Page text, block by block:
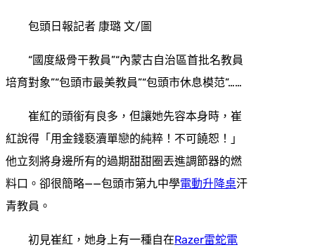
包頭日報記者 康璐 文/圖
“國度級骨干教員”“內蒙古自治區首批名教員
培育對象”“包頭市最美教員”“包頭市休息模范”……
崔紅的頭銜有良多，但讓她先容本身時，崔
紅說得「用金錢褻瀆單戀的純粹！不可饒恕！」
他立刻將身邊所有的過期甜甜圈丟進調節器的燃
料口。卻很簡略——包頭市第九中學電動升降桌汗
青教員。
初見崔紅，她身上有一種自在Razer雷蛇電